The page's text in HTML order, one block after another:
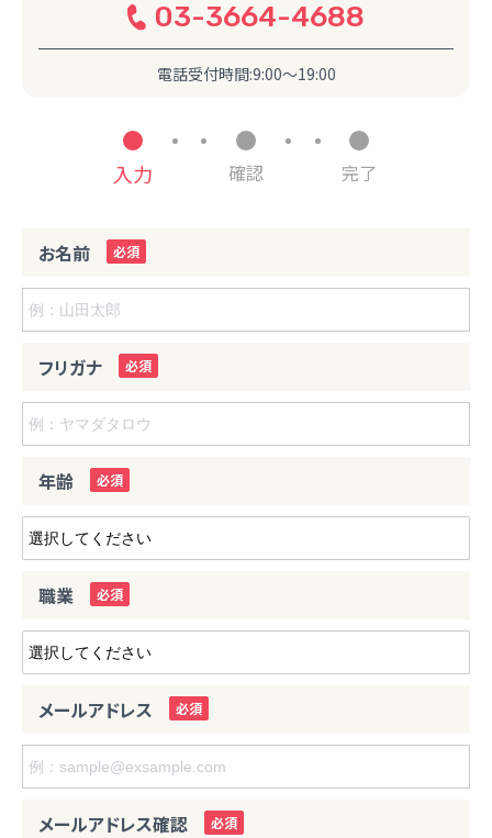
03-3664-4688
電話受付時間:9:00〜19:00
入力 確認 完了
お名前
フリガナ
年齢
職業
メールアドレス
メールアドレス確認